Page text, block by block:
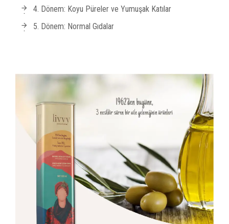
4. Dönem: Koyu Püreler ve Yumuşak Katılar
5. Dönem: Normal Gıdalar